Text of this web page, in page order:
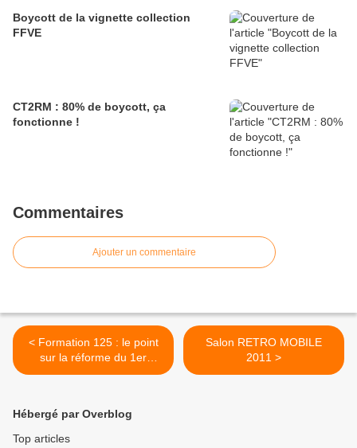
Boycott de la vignette collection
FFVE
CT2RM : 80% de boycott, ça
fonctionne !
Commentaires
Ajouter un commentaire
< Formation 125 : le point
sur la réforme du 1er
janvier 2011
Salon RETRO MOBILE
2011 >
Hébergé par Overblog
Top articles